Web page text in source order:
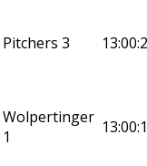
Pitchers 3
Wolpertinger
1